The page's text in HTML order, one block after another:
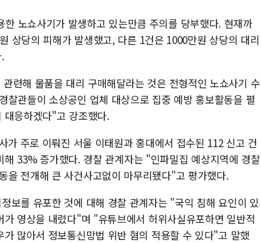
노쇼사기가 발생하고 있는만큼 주의를 당부했다. 현재까
상당의 피해가 발생했고, 다른 1건은 1000만원 상당의 대리
련해 물품을 대리 구매해달라는 것은 전형적인 노쇼사기 수
관들이 소상공인 업체 대상으로 집중 예방 홍보활동을 펼
대응하겠다"고 강조했다.
가 주로 이뤄진 서울 이태원과 홍대에서 접수된 112 신고 건
33% 증가했다. 경찰 관계자는 "인파밀집 예상지역에 경찰
을 전개해 큰 사건사고없이 마무리됐다"고 평가했다.
보를 유포한 것에 대해 경찰 관계자는 "국익 침해 요인이 있
영상을 내렸다"며 "유튜브에서 허위사실유포하면 일반적
많아서 정보통신망법 위반 혐의 적용할 수 있다"고 말했